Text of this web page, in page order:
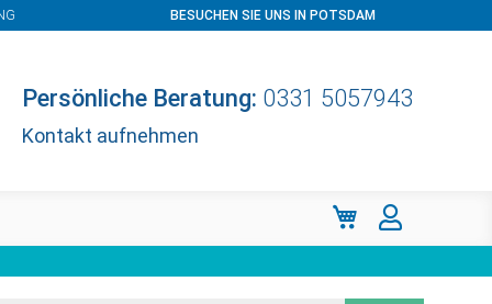
BESUCHEN SIE UNS IN POTSDAM
Persönliche Beratung: 0331 5057943
Kontakt aufnehmen
Mein Warenkorb